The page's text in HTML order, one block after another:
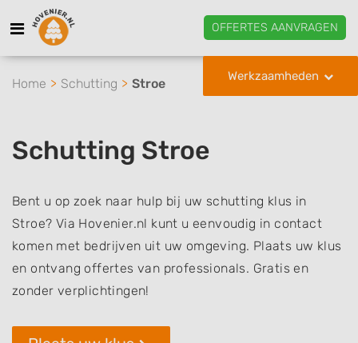
OFFERTES AANVRAGEN
Werkzaamheden
Home Schutting Stroe
Schutting Stroe
Bent u op zoek naar hulp bij uw schutting klus in
Stroe? Via Hovenier.nl kunt u eenvoudig in contact
komen met bedrijven uit uw omgeving. Plaats uw klus
en ontvang offertes van professionals. Gratis en
zonder verplichtingen!